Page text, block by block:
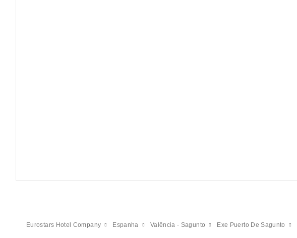
Eurostars Hotel Company Espanha Valência - Sagunto Exe Puerto De Sagunto